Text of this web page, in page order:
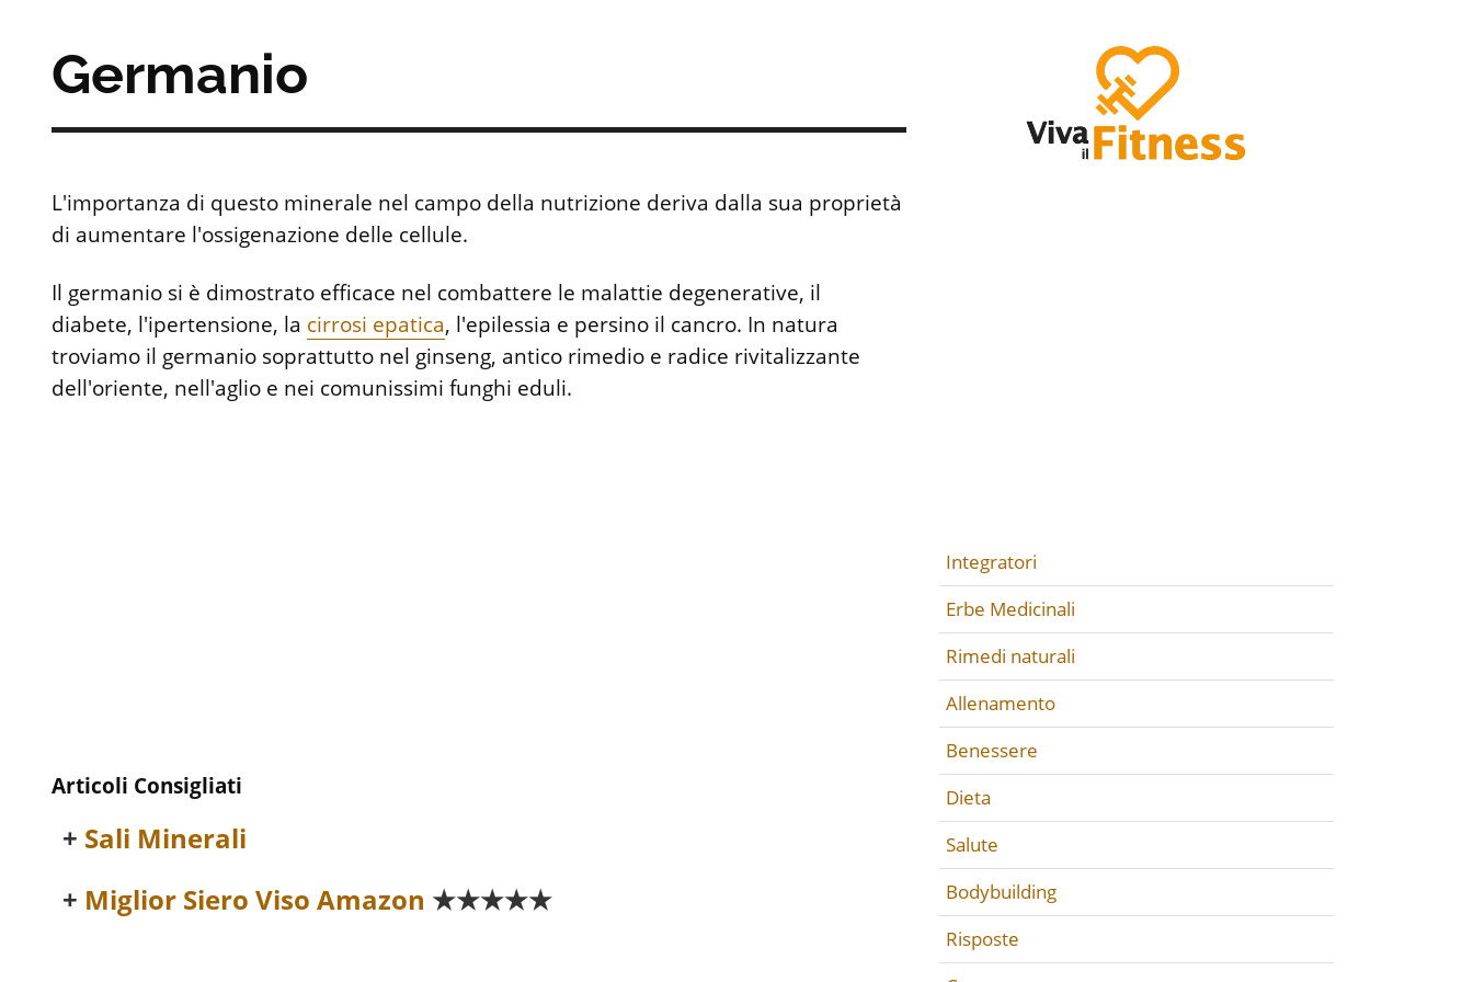
Germanio
L'importanza di questo minerale nel campo della nutrizione deriva dalla sua proprietà
di aumentare l'ossigenazione delle cellule.
Il germanio si è dimostrato efficace nel combattere le malattie degenerative, il
diabete, l'ipertensione, la cirrosi epatica, l'epilessia e persino il cancro. In natura
troviamo il germanio soprattutto nel ginseng, antico rimedio e radice rivitalizzante
dell'oriente, nell'aglio e nei comunissimi funghi eduli.
Articoli Consigliati
Sali Minerali
Miglior Siero Viso Amazon ★★★★★
Integratori
Erbe Medicinali
Rimedi naturali
Allenamento
Benessere
Dieta
Salute
Bodybuilding
Risposte